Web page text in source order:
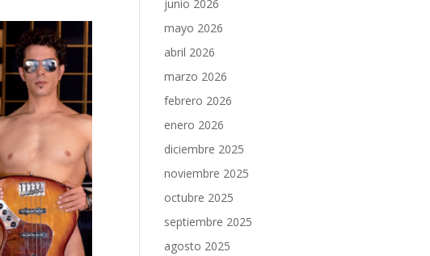
junio 2026
mayo 2026
abril 2026
marzo 2026
febrero 2026
enero 2026
diciembre 2025
noviembre 2025
octubre 2025
septiembre 2025
agosto 2025